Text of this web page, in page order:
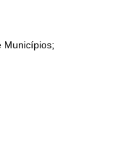
Municípios;